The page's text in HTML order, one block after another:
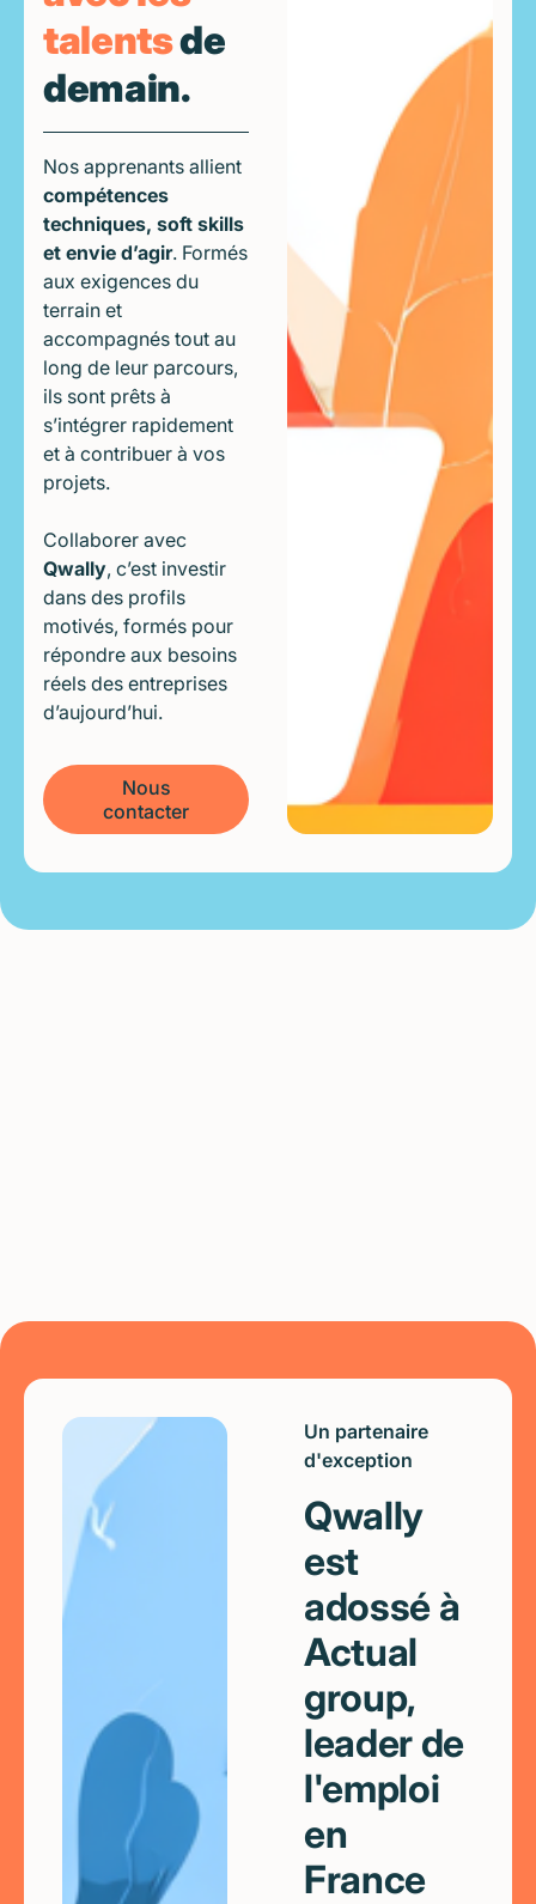
talentsde
demain.
Nos apprenants allient
compétences
techniques, soft skills
et envie d’agir. Formés
aux exigences du
terrain et
accompagnés tout au
long de leur parcours,
ils sont prêts à
s’intégrer rapidement
et à contribuer à vos
projets.
Collaborer avec
Qwally, c’est investir
dans des profils
motivés, formés pour
répondre aux besoins
réels des entreprises
d’aujourd’hui.
Nous
contacter
Un partenaire
d'exception
Qwally
est
adossé à
Actual
group,
leader de
l'emploi
en
France